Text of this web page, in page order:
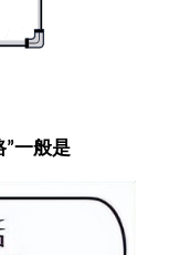
”一般是